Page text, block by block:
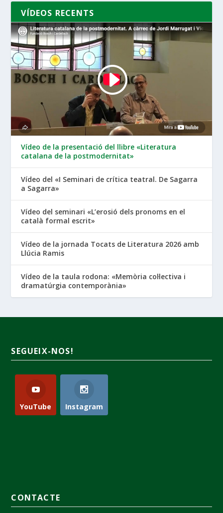
VÍDEOS RECENTS
Vídeo de la presentació del llibre «Literatura
catalana de la postmodernitat»
Vídeo del «I Seminari de crítica teatral. De Sagarra
a Sagarra»
Vídeo del seminari «L’erosió dels pronoms en el
català formal escrit»
Vídeo de la jornada Tocats de Literatura 2026 amb
Llúcia Ramis
Vídeo de la taula rodona: «Memòria col·lectiva i
dramatúrgia contemporània»
SEGUEIX-NOS!
YouTube Instagram
CONTACTE